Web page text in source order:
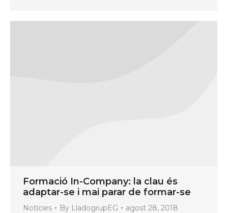
Formació In-Company: la clau és
adaptar-se i mai parar de formar-se
Notícies By LladogrupEG agost 28, 2018